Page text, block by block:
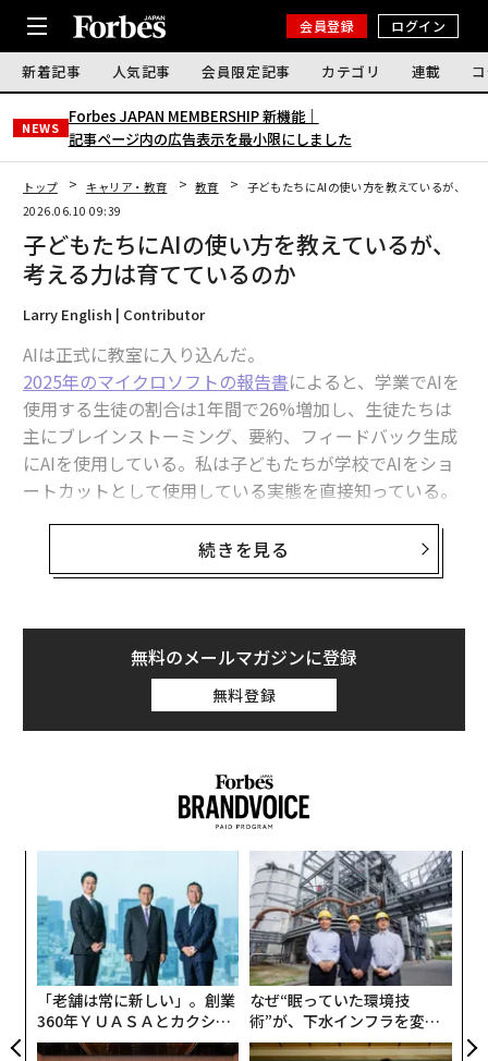
会員登録 ログイン
新着記事 人気記事 会員限定記事 カテゴリ 連載
NEWS
Forbes JAPAN MEMBERSHIP 新機能｜
記事ページ内の広告表示を最小限にしました
トップ キャリア・教育 教育
子どもたちにAIの使い方を教えているが、考
2026.06.10 09:39
子どもたちにAIの使い方を教えているが、
考える力は育てているのか
Larry English | Contributor
AIは正式に教室に入り込んだ。
2025年のマイクロソフトの報告書によると、学業でAIを
使用する生徒の割合は1年間で26%増加し、生徒たちは
主にブレインストーミング、要約、フィードバック生成
にAIを使用している。私は子どもたちが学校でAIをショ
ートカットとして使用している実態を直接知っている。
私の子どもの1人は大学生だが、許可されているかどう
かに関わらず、ほぼすべての学生がAIを頻繁に使用して
いるのを目にしている。
単なる教室のツールをはるかに超えて、
AIは世代全体の学び方を変えつつある。生徒や従業員が
AIを日常的に急速に取り入れている一方で、AIが彼らの
思考をどのように形成しているのか、また学習を容易に
しているのか、それとも単により浅い洞察を生み出して
われていない。リスクは、生徒がAIを使用することでは
なく、独立して考えることを学ぶ前にAIに過度に依存し
「AIは黒板からホワイトボードへ、あるいは筆記体から
タイピングへの移行とは異なる」と、Highlights for Chil
drenのCEOであるケント・ジョンソン氏は語る。「根本
的に異なるものであり、私たちはまだその長期的な影響
を理解していない」
続きを見る
無料のメールマガジンに登録
無料登録
「老舗は常に新しい」。創業
360年ＹＵＡＳＡとカクシン
CEO田尻望が語る、AIを超え
なぜ“眠っていた環境技
術”が、下水インフラを変え
たのか──産総研×月島JFE